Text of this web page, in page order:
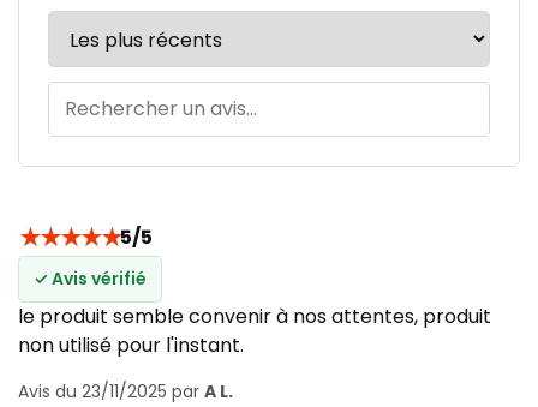
★★★★★5/5
✓ Avis vérifié
le produit semble convenir à nos attentes, produit
non utilisé pour l'instant.
Avis du 23/11/2025 par A L.